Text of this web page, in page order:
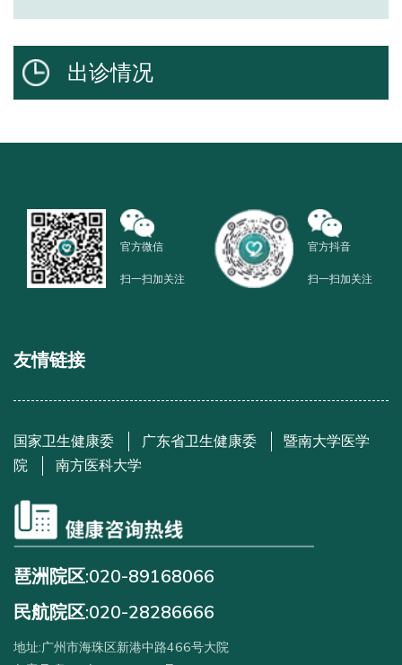
出诊情况
官方微信
扫一扫加关注
官方抖音
扫一扫加关注
友情链接
国家卫生健康委 广东省卫生健康委
暨南大学医学
院
南方医科大学
琶洲院区:020-89168066
民航院区:020-28286666
地址:广州市海珠区新港中路466号大院